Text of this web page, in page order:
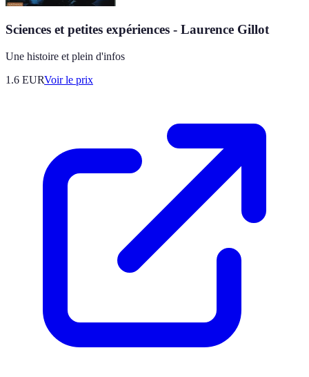
Sciences et petites expériences - Laurence Gillot
Une histoire et plein d'infos
1.6 EURVoir le prix